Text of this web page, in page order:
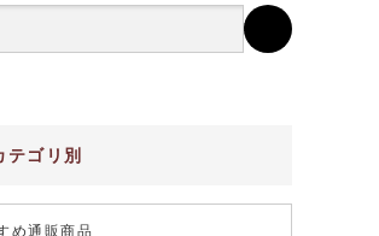
テゴリ別
め通販商品